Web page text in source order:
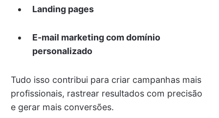
Landing pages
E-mail marketing com domínio
personalizado
Tudo isso contribui para criar campanhas mais
profissionais, rastrear resultados com precisão
e gerar mais conversões.